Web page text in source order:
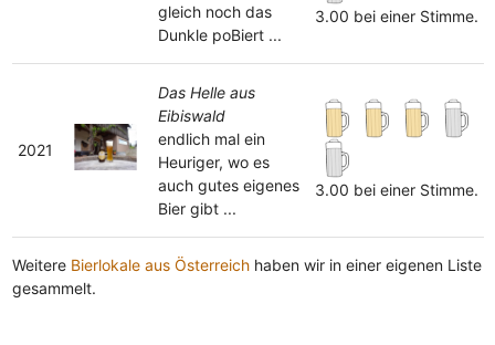
gleich noch das
Dunkle poBiert ...
3.00 bei einer Stimme.
2021
Das Helle aus
Eibiswald
endlich mal ein
Heuriger, wo es
auch gutes eigenes
Bier gibt ...
3.00 bei einer Stimme.
Weitere Bierlokale aus Österreichhaben wir in einer eigenen Liste
gesammelt.